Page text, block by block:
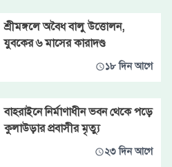
শ্রীমঙ্গলে অবৈধ বালু উত্তোলন,
যুবকের ৬ মাসের কারাদণ্ড
১৮ দিন আগে
বাহরাইনে নির্মাণাধীন ভবন থেকে পড়ে
কুলাউড়ার প্রবাসীর মৃত্যু
২৩ দিন আগে